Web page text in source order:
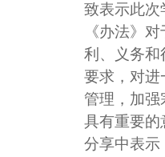
致表示此次
《办法》
利、义务和
要求，对进
管理，加强
具有重要的
分享中表示